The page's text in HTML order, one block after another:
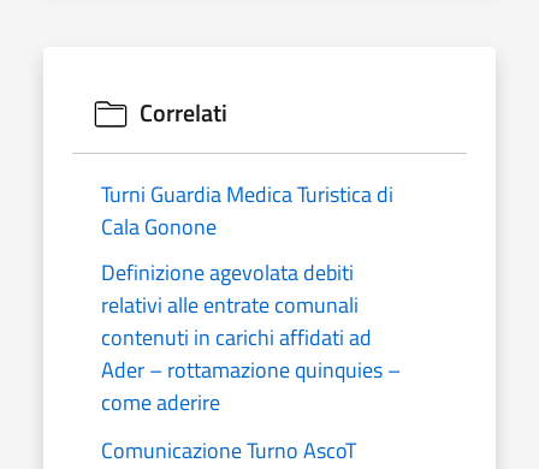
Correlati
Turni Guardia Medica Turistica di
Cala Gonone
Definizione agevolata debiti
relativi alle entrate comunali
contenuti in carichi affidati ad
Ader – rottamazione quinquies –
come aderire
Comunicazione Turno AscoT